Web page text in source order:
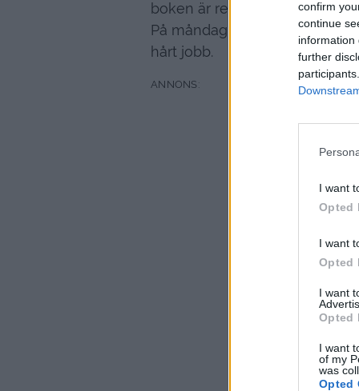
confirm
continue
information
further
I want
Opted
I want
Opted
I want
Opted
I want
of my
was
Opted
boken är redan klart.
På måndag kommer
hårt jobb.